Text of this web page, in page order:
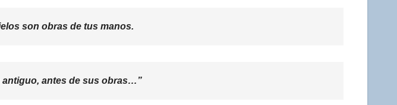
son obras de tus manos.
antiguo, antes de sus obras…”